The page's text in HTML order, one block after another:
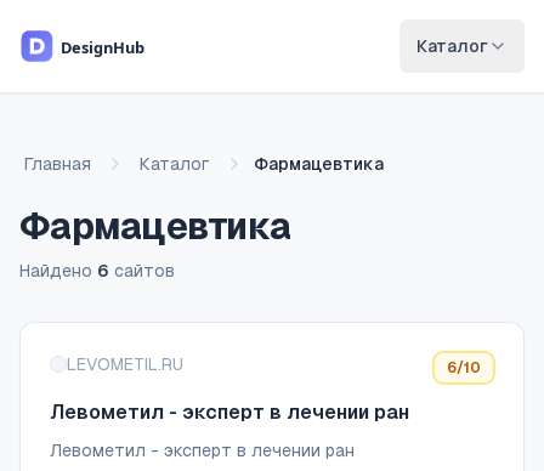
Каталог
Главная Каталог Фармацевтика
Фармацевтика
Найдено 6 сайтов
Список сайтов
LEVOMETIL.RU 6/10
Левометил - эксперт в лечении ран
Левометил - эксперт в лечении ран